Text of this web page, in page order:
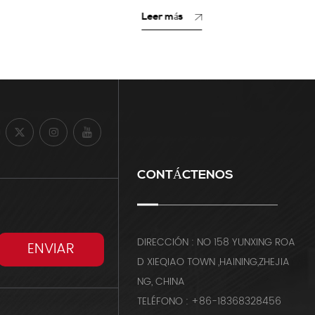
CONTÁCTENOS
DIRECCIÓN : NO 158 YUNXING ROA
D XIEQIAO TOWN ,HAINING,ZHEJIA
NG, CHINA
TELÉFONO : +86-18368328456